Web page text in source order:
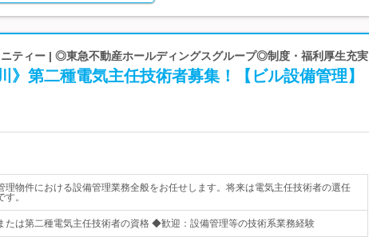
ティー | ◎東急不動産ホールディングスグループ◎制度・福利厚生充実
》第二種電気主任技術者募集！【ビル設備管理】
理物件における設備管理業務全般をお任せします。将来は電気主任技術者の選任
。
は第二種電気主任技術者の資格 ◆歓迎：設備管理等の技術系業務経験